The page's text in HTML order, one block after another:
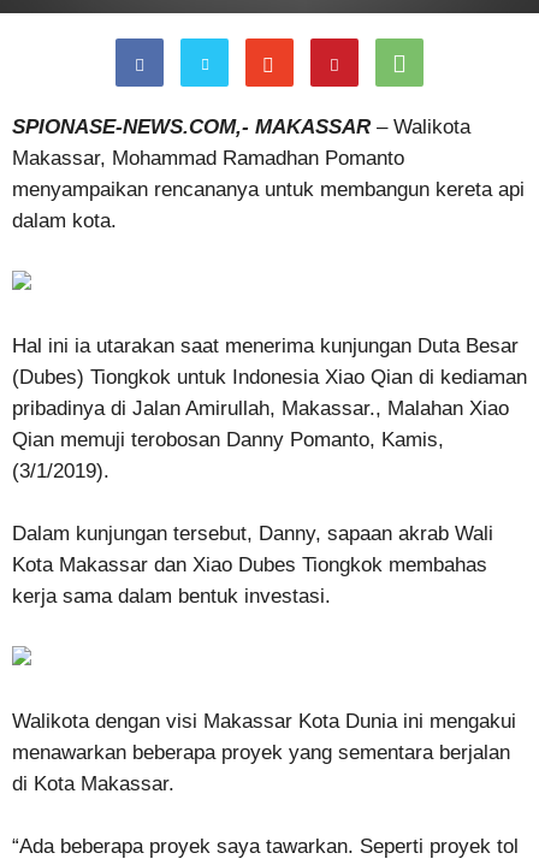
SPIONASE-NEWS.COM,- MAKASSAR – Walikota
Makassar, Mohammad Ramadhan Pomanto
menyampaikan rencananya untuk membangun kereta api
dalam kota.
Hal ini ia utarakan saat menerima kunjungan Duta Besar
(Dubes) Tiongkok untuk Indonesia Xiao Qian di kediaman
pribadinya di Jalan Amirullah, Makassar., Malahan Xiao
Qian memuji terobosan Danny Pomanto, Kamis,
(3/1/2019).
Dalam kunjungan tersebut, Danny, sapaan akrab Wali
Kota Makassar dan Xiao Dubes Tiongkok membahas
kerja sama dalam bentuk investasi.
Walikota dengan visi Makassar Kota Dunia ini mengakui
menawarkan beberapa proyek yang sementara berjalan
di Kota Makassar.
“Ada beberapa proyek saya tawarkan. Seperti proyek tol